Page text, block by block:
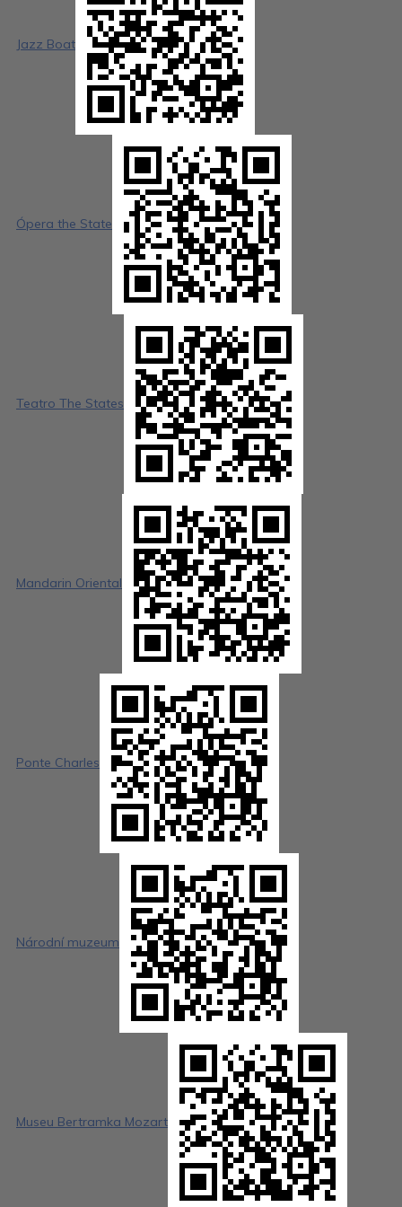
Jazz Boat
Ópera the State
Teatro The States
Mandarin Oriental
Ponte Charles
Národní muzeum
Museu Bertramka Mozart